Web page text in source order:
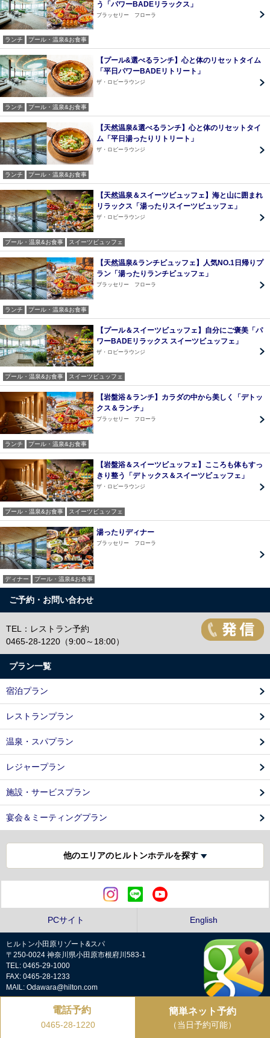
う「パワーBADEリラックス」
ブラッセリー フローラ
ランチ プール・温泉&お食事
【プール&選べるランチ】心と体のリセットタイム
「平日パワーBADEリトリート」
ザ・ロビーラウンジ
ランチ プール・温泉&お食事
【天然温泉&選べるランチ】心と体のリセットタイ
ム「平日湯ったりリトリート」
ザ・ロビーラウンジ
ランチ プール・温泉&お食事
【天然温泉＆スイーツビュッフェ】海と山に囲まれ
リラックス「湯ったりスイーツビュッフェ」
ザ・ロビーラウンジ
プール・温泉&お食事 スイーツビュッフェ
【天然温泉&ランチビュッフェ】人気NO.1日帰りプ
ラン「湯ったりランチビュッフェ」
ブラッセリー フローラ
ランチ プール・温泉&お食事
【プール＆スイーツビュッフェ】自分にご褒美「パ
ワーBADEリラックス スイーツビュッフェ」
ザ・ロビーラウンジ
プール・温泉&お食事 スイーツビュッフェ
【岩盤浴＆ランチ】カラダの中から美しく「デトッ
クス＆ランチ」
ブラッセリー フローラ
ランチ プール・温泉&お食事
【岩盤浴＆スイーツビュッフェ】こころも体もすっ
きり整う「デトックス＆スイーツビュッフェ」
ザ・ロビーラウンジ
プール・温泉&お食事 スイーツビュッフェ
湯ったりディナー
ブラッセリー フローラ
ディナー プール・温泉&お食事
ご予約・お問い合わせ
TEL：レストラン予約
0465-28-1220（9:00～18:00）
プラン一覧
宿泊プラン
レストランプラン
温泉・スパプラン
レジャープラン
施設・サービスプラン
宴会＆ミーティングプラン
他のエリアのヒルトンホテルを探す
PCサイト English
ヒルトン小田原リゾート&スパ
〒250-0024 神奈川県小田原市根府川583-1
TEL: 0465-29-1000
FAX: 0465-28-1233
MAIL: Odawara@hilton.com
プライバシーポリシー
Copyright © Hilton Odawara Resort & Spa all rights reserved.
電話予約
0465-28-1220
簡単ネット予約
（当日予約可能）